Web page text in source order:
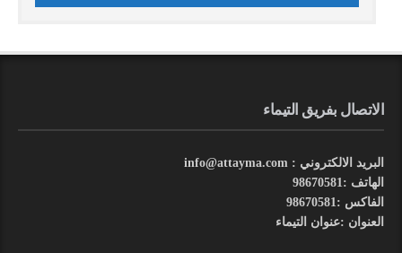
الاتصال بفريق التيماء
البريد الالكتروني : info@attayma.com
الهاتف :98670581
الفاكس :98670581
العنوان :عنوان التيماء